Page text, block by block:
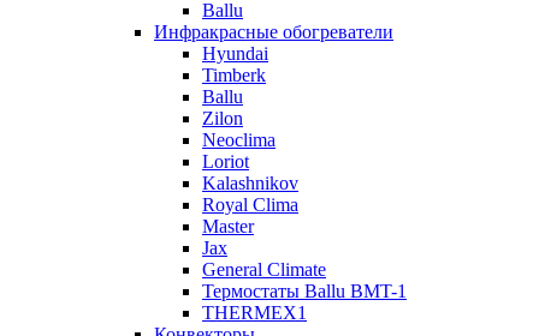
Ballu
Инфракрасные обогреватели
Hyundai
Timberk
Ballu
Zilon
Neoclima
Loriot
Kalashnikov
Royal Clima
Master
Jax
General Climate
Термостаты Ballu BMT-1
THERMEX1